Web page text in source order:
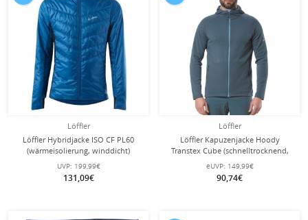
Löffler
Löffler Hybridjacke ISO CF PL60
(wärmeisolierung, winddicht)
marineblau Herren
UVP: 199,99€
131,09€
Löffler
Löffler Kapuzenjacke Hoody
Transtex Cube (schnelltrocknend,
atmungsaktiv) petrolblau Herren
eUVP: 149,99€
90,74€